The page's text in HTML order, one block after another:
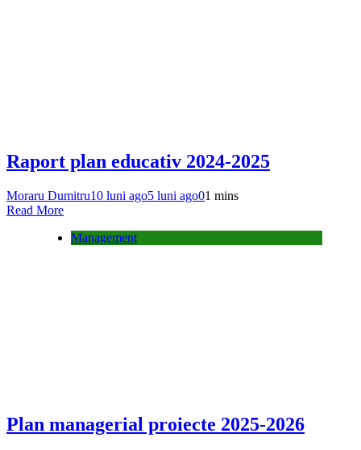
Raport plan educativ 2024-2025
Moraru Dumitru10 luni ago5 luni ago01 mins
Read More
Management
Plan managerial proiecte 2025-2026